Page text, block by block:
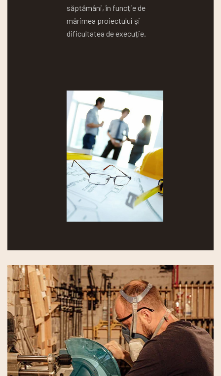
săptămâni, în funcție de
mărimea proiectului și
dificultatea de execuție.